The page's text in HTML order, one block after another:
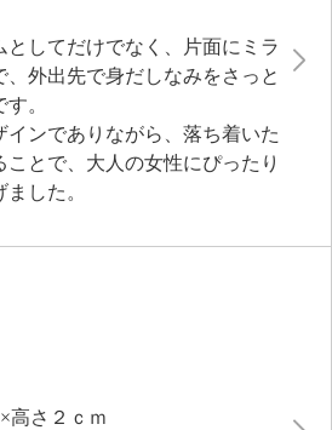
してだけでなく、片面にミラ
外出先で身だしなみをさっと
。
ンでありながら、落ち着いた
ことで、大人の女性にぴったり
した。
ウが美しいアクセントとな
人が手作業で丁寧に仕上げた温
ムです。
に取り付けられます。
ダーとしても多用途に活躍し、
めのアイテムです。
高さ２ｃｍ